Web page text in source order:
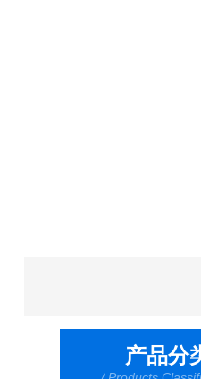
产品分